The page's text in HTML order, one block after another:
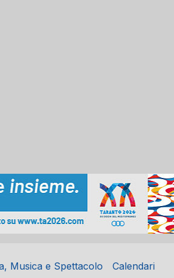
Musica e Spettacolo Calendari